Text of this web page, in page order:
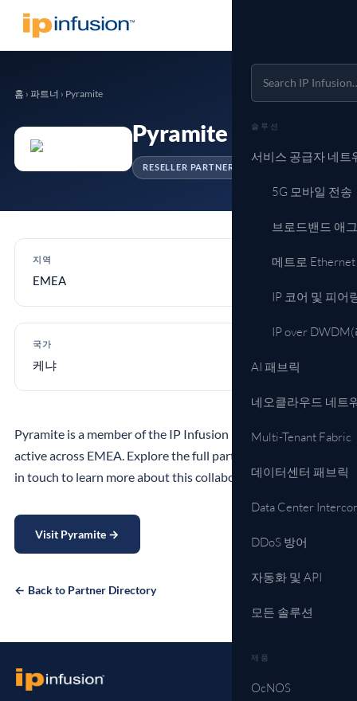
솔루션
서비스 공급자 네트
5G 모바일 전송
브로드밴드 애
메트로
IP 코어 및 피어
IP over
AI 패브릭
네오클라우드 네트
Multi-Tenant Fabric
데이터센터 패브릭
Data Center
DDoS 방어
자동화 및 API
모든 솔루션
제품
OcNOS
홈 › 파트너 › Pyramite
Pyramite
RESELLER PARTNER
지역
EMEA
국가
케냐
Pyramite is a member of the IP Infusion partner ecosystem,
active across EMEA. Explore the full partner directory or get
in touch to learn more about this collaboration.
Visit Pyramite →
← Back to Partner Directory